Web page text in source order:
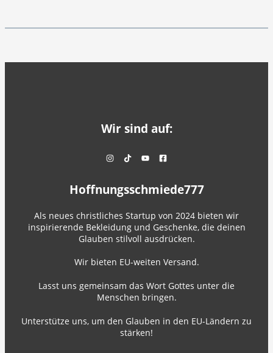
Wir sind auf:
Hoffnungsschmiede777
Als neues christliches Startup von 2024 bieten wir
inspirierende Bekleidung und Geschenke, die deinen
Glauben stilvoll ausdrücken.
Wir bieten EU-weiten Versand.
Lasst uns gemeinsam das Wort Gottes unter die
Menschen bringen.
Unterstütze uns, um den Glauben in den EU-Ländern zu
stärken!